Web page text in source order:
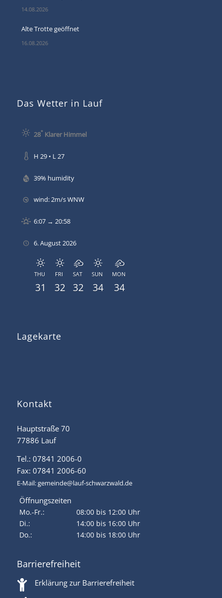
14.08.2026
Alte Trotte geöffnet
16.08.2026
Das Wetter in Lauf
28° Klarer Himmel
H 29 • L 27
39% humidity
wind: 2m/s WNW
6:07 → 20:58
6. August 2026
THU
31
FRI
32
SAT
32
SUN
34
MON
34
Lagekarte
Kontakt
Hauptstraße 70
77886 Lauf
Tel.: 07841 2006-0
Fax: 07841 2006-60
E-Mail:gemeinde@lauf-schwarzwald.de
Öffnungszeiten
Mo.-Fr.:
08:00 bis 12:00 Uhr
Di.:
14:00 bis 16:00 Uhr
Do.:
14:00 bis 18:00 Uhr
Barrierefreiheit
Erklärung zur Barrierefreiheit